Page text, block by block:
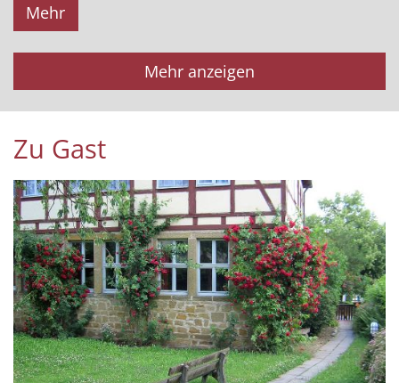
Mehr
Mehr anzeigen
Zu Gast